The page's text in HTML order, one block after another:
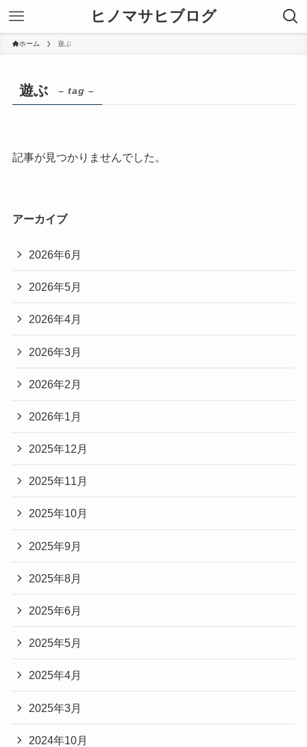
ヒノマサヒブログ
ホーム 遊ぶ
遊ぶ – tag –
記事が見つかりませんでした。
アーカイブ
2026年6月
2026年5月
2026年4月
2026年3月
2026年2月
2026年1月
2025年12月
2025年11月
2025年10月
2025年9月
2025年8月
2025年6月
2025年5月
2025年4月
2025年3月
2024年10月